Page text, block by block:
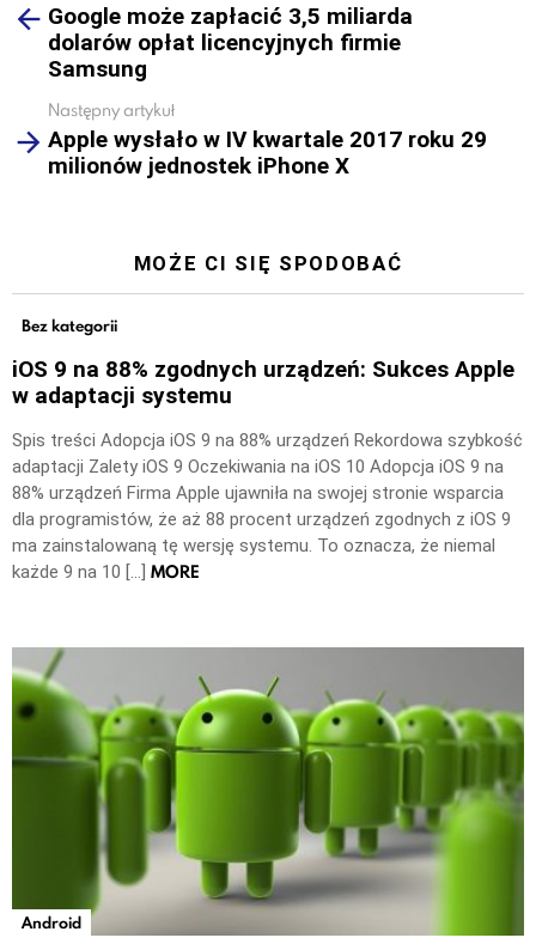
moreGoogle może zapłacić 3,5 miliarda
dolarów opłat licencyjnych firmie
Samsung
Następny artykuł
Apple wysłało w IV kwartale 2017 roku 29
milionów jednostek iPhone X
MOŻE CI SIĘ SPODOBAĆ
Bez kategorii
iOS 9 na 88% zgodnych urządzeń: Sukces Apple
w adaptacji systemu
Spis treści Adopcja iOS 9 na 88% urządzeń Rekordowa szybkość
adaptacji Zalety iOS 9 Oczekiwania na iOS 10 Adopcja iOS 9 na
88% urządzeń Firma Apple ujawniła na swojej stronie wsparcia
dla programistów, że aż 88 procent urządzeń zgodnych z iOS 9
ma zainstalowaną tę wersję systemu. To oznacza, że niemal
każde 9 na 10 […] MORE
Android